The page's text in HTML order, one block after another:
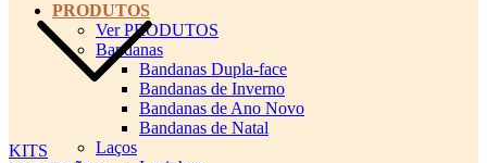
KITS
PRODUTOS
Ver PRODUTOS
Bandanas
Bandanas Dupla-face
Bandanas de Inverno
Bandanas de Ano Novo
Bandanas de Natal
Laços